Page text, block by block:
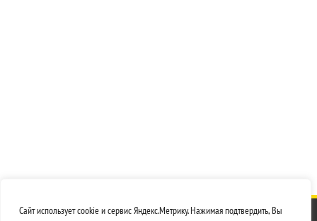
Сайт использует cookie и сервис Яндекс.Метрику. Нажимая подтвердить, Вы
© 2026ЭЛсвар